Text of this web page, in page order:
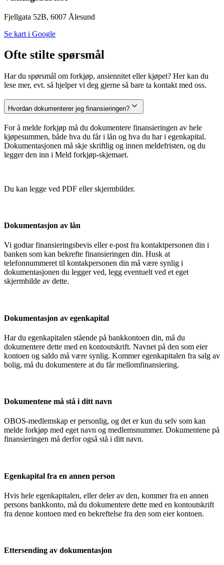
Fjellgata 52B, 6007 Ålesund
Se kart i Google
Ofte stilte spørsmål
Har du spørsmål om forkjøp, ansiennitet eller kjøpet? Her kan du
lese mer, evt. så hjelper vi deg gjerne så bare ta kontakt med oss.
Hvordan dokumenterer jeg finansieringen?
For å melde forkjøp må du dokumentere finansieringen av hele
kjøpesummen, både hva du får i lån og hva du har i egenkapital.
Dokumentasjonen må skje skriftlig og innen meldefristen, og du
legger den inn i Meld forkjøp-skjemaet.
Du kan legge ved PDF eller skjermbilder.
Dokumentasjon av lån
Vi godtar finansieringsbevis eller e-post fra kontaktpersonen din i
banken som kan bekrefte finansieringen din. Husk at
telefonnummeret til kontakpersonen din må være synlig i
dokumentasjonen du legger ved, legg eventuelt ved et eget
skjermbilde av dette.
Dokumentasjon av egenkapital
Har du egenkapitalen stående på bankkontoen din, må du
dokumentere dette med en kontoutskrift. Navnet på den som eier
kontoen og saldo må være synlig. Kommer egenkapitalen fra salg av
bolig, må du dokumentere at du får mellomfinansiering.
Dokumentene må stå i ditt navn
OBOS-medlemskap er personlig, og det er kun du selv som kan
melde forkjøp med eget navn og medlemsnummer. Dokumentene på
finansieringen må derfor også stå i ditt navn.
Egenkapital fra en annen person
Hvis hele egenkapitalen, eller deler av den, kommer fra en annen
persons bankkonto, må du dokumentere dette med en kontoutskrift
fra denne kontoen med en bekreftelse fra den som eier kontoen.
Ettersending av dokumentasjon